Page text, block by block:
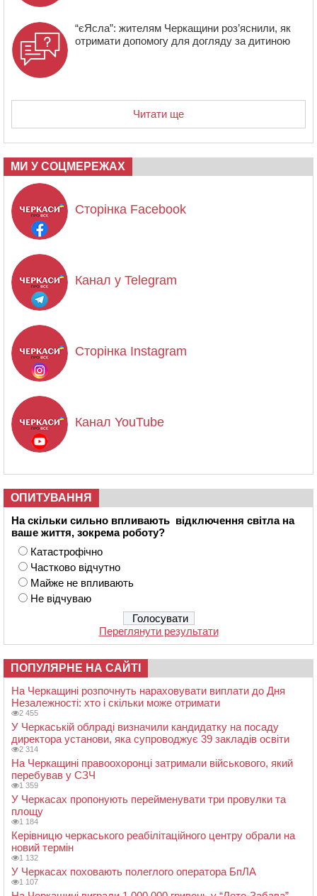
“єЯсла”: жителям Черкащини роз’яснили, як
отримати допомогу для догляду за дитиною
Читати ще
МИ У СОЦМЕРЕЖАХ
Сторінка Facebook
Канал у Telegram
Сторінка Instagram
Канал YouTube
ОПИТУВАННЯ
На скільки сильно впливають відключення світла на
ваше життя, зокрема роботу?
Катастрофічно
Частково відчутно
Майже не впливають
Не відчуваю
Переглянути результати
ПОПУЛЯРНЕ НА САЙТІ
На Черкащині розпочнуть нараховувати виплати до Дня
Незалежності: хто і скільки може отримати
2 455
У Черкаській облраді визначили кандидатку на посаду
директора установи, яка супроводжує 39 закладів освіти
2 314
На Черкащині правоохоронці затримали військового, який
перебував у СЗЧ
1 359
У Черкасах пропонують перейменувати три провулки та
площу
1 184
Керівницю черкаського реабілітаційного центру обрали на
новий термін
1 132
У Черкасах поховають полеглого оператора БпЛА
1 107